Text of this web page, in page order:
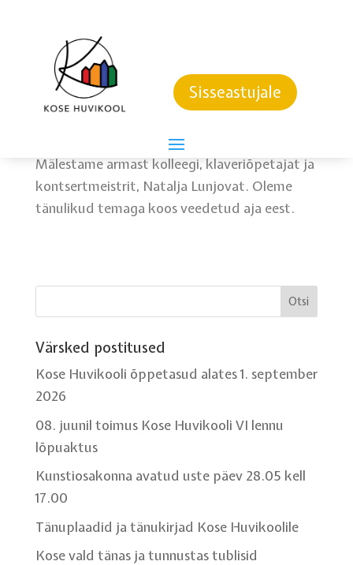
Sisseastujale
Aitäh, et olid meiega…
16. september 2023
Mälestame armast kolleegi, klaveriõpetajat ja
kontsertmeistrit, Natalja Lunjovat. Oleme
tänulikud temaga koos veedetud aja eest.
Värsked postitused
Kose Huvikooli õppetasud alates 1. september
2026
08. juunil toimus Kose Huvikooli VI lennu
lõpuaktus
Kunstiosakonna avatud uste päev 28.05 kell
17.00
Tänuplaadid ja tänukirjad Kose Huvikoolile
Kose vald tänas ja tunnustas tublisid